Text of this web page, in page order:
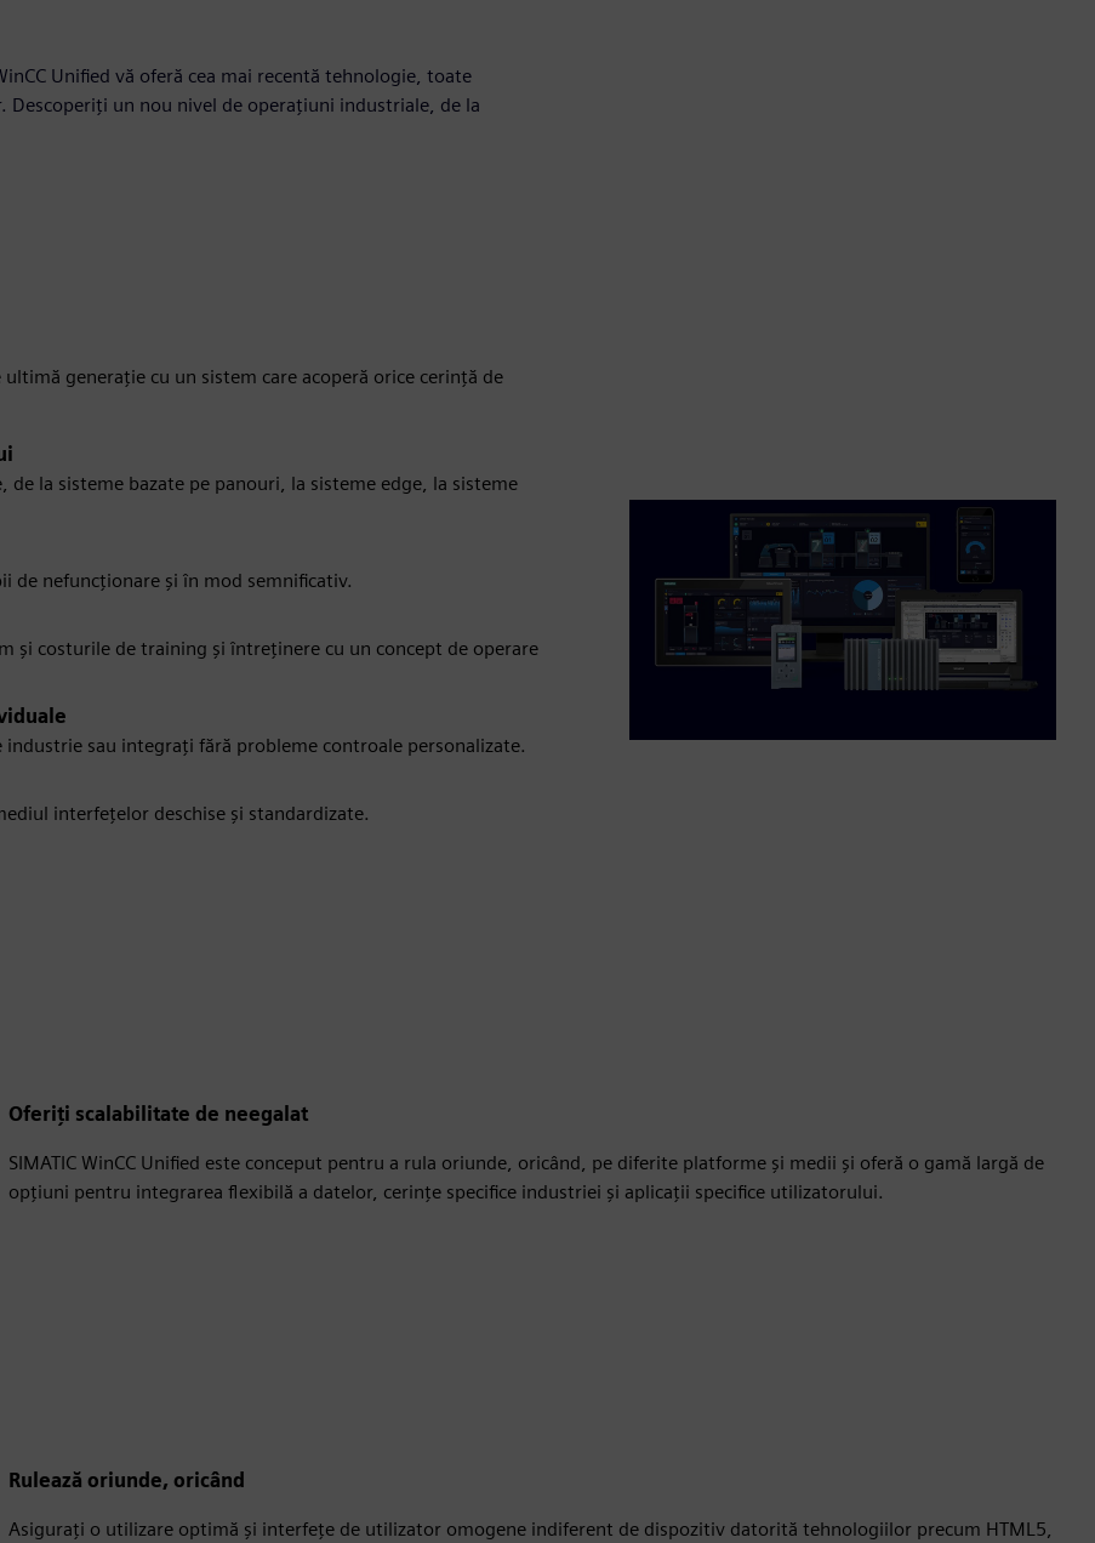
Unified vă oferă cea mai recentă tehnologie, toate
un nou nivel de operațiuni industriale, de la
generație cu un sistem care acoperă orice cerință de
la sisteme bazate pe panouri, la sisteme edge, la sisteme
de nefuncționare și în mod semnificativ.
și costurile de training și întreținere cu un concept de operare
sau integrați fără probleme controale personalizate.
interfețelor deschise și standardizate.
Oferiți scalabilitate de neegalat
SIMATIC WinCC Unified este conceput pentru a rula oriunde, oricând, pe diferite platforme și medii și oferă o gamă largă de
opțiuni pentru integrarea flexibilă a datelor, cerințe specifice industriei și aplicații specifice utilizatorului.
Rulează oriunde, oricând
Asigurați o utilizare optimă și interfețe de utilizator omogene indiferent de dispozitiv datorită tehnologiilor precum HTML5,